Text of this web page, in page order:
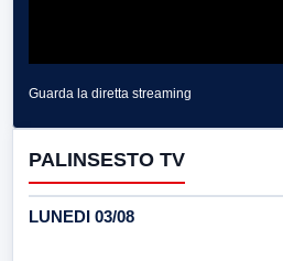
Guarda la diretta streaming
PALINSESTO TV
LUNEDI 03/08